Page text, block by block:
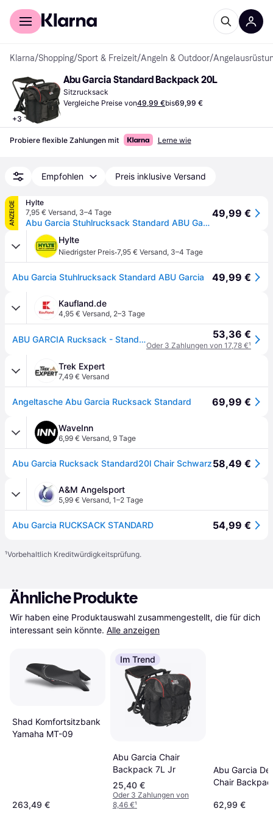
Für Shopper
Klarna/Shopping/Sport & Freizeit/Angeln & Outdoor/
+3
Abu Garcia Standard Backpack 20L
Sitzrucksack
Vergleiche Preise von49,99 €bis69,99 €
Probiere flexible Zahlungen mit Lerne wie
Empfohlen Preis inklusive Versand
ANZEIGE
Hylte
7,95 € Versand, 3–4 Tage
Abu Garcia Stuhlrucksack Standard ABU Garcia
49,99 €
Hylte
Niedrigster Preis·7,95 € Versand, 3–4 Tage
Abu Garcia Stuhlrucksack Standard ABU Garcia 49,99 €
Kaufland.de
4,95 € Versand, 2–3 Tage
ABU GARCIA Rucksack - Standardcm, 1200624 53,36 €
Oder 3 Zahlungen von 17,78 €¹
Trek Expert
7,49 € Versand
Angeltasche Abu Garcia Rucksack Standard 69,99 €
WaveInn
6,99 € Versand, 9 Tage
Abu Garcia Rucksack Standard20l Chair Schwarz58,49 €
A&M Angelsport
5,99 € Versand, 1–2 Tage
Abu Garcia RUCKSACK STANDARD 54,99 €
¹Vorbehaltlich Kreditwürdigkeitsprüfung.
Ähnliche Produkte
Wir haben eine Produktauswahl zusammengestellt, die für dich
interessant sein könnte. Alle anzeigen
Shad Komfortsitzbank
Yamaha MT-09
263,49 €
Im Trend
Abu Garcia Chair
Backpack 7L Jr
25,40 €
Oder 3 Zahlungen von
8,46 €¹
Abu Garcia
Chair
62,99 €